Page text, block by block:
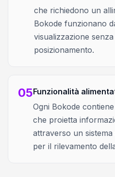
che richiedono un
Bokode funzionano
visualizzazione
posizionamento.
05Funzionalità
Ogni Bokode
che proietta
attraverso un
per il rilevamento